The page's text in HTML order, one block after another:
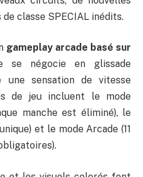
classe SPECIAL inédits.
gameplay arcade basé sur
se négocie en glissade
une sensation de vitesse
de jeu incluent le mode
manche est éliminé), le
et le mode Arcade (11